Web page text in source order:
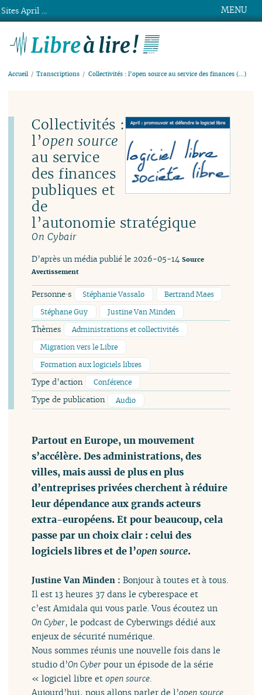
MENU
Accueil Transcriptions Collectivités : l’open source au service des finances (…)
Collectivités :
l’open source
au service
des finances
publiques et
de
l’autonomie stratégique
On Cybair
D’après un média publié le 2026-05-14 Source
Avertissement
Personne·s Stéphanie Vassalo
Bertrand Maes
Stéphane Guy
Justine Van Minden
Thèmes
Administrations et collectivités
Migration vers le Libre
Formation aux logiciels libres
Type d’action Conférence
Type de publication Audio
Partout en Europe, un mouvement
s’accélère. Des administrations, des
villes, mais aussi de plus en plus
d’entreprises privées cherchent à réduire
leur dépendance aux grands acteurs
extra-européens. Et pour beaucoup, cela
passe par un choix clair : celui des
logiciels libres et de l’open source.
Justine Van Minden :Bonjour à toutes et à tous.
Il est 13 heures 37 dans le cyberespace et
c’est Amidala qui vous parle. Vous écoutez un
On Cyber, le podcast de Cyberwings dédié aux
enjeux de sécurité numérique.
Nous sommes réunis une nouvelle fois dans le
studio d’On Cyber pour un épisode de la série
« logiciel libre etopen source.
Aujourd’hui, nous allons parler de l’open source
Sites April ...